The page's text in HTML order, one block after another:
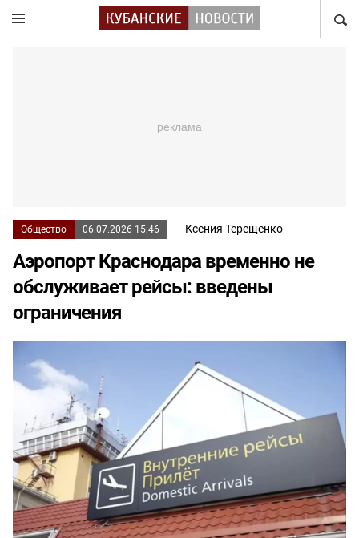
Общество 06.07.2026 15:46 Ксения Терещенко
Аэропорт Краснодара временно не
обслуживает рейсы: введены
ограничения